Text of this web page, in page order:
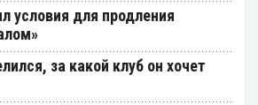
условия для продления
за какой клуб он хочет